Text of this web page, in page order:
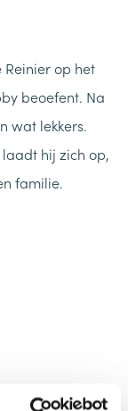
op het
beoefent. Na
wat lekkers.
hij zich op,
familie.